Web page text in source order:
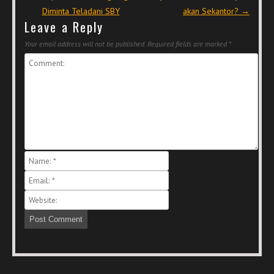
Diminta Teladani SBY
akan Sekantor? →
Leave a Reply
Your email address will not be published. Required fields are marked *